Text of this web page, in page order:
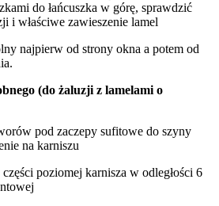
do łańcuszka w górę, sprawdzić
i właściwe zawieszenie lamel
najpierw od strony okna a potem od
(do żaluzji z lamelami o
pod zaczepy sufitowe do szyny
na karniszu
poziomej karnisza w odległości 6